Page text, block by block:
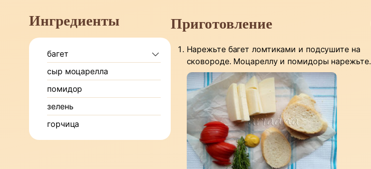
Ингредиенты
багет
сыр моцарелла
помидор
зелень
горчица
Приготовление
Нарежьте багет ломтиками и подсушите на
сковороде. Моцареллу и помидоры нарежьте.